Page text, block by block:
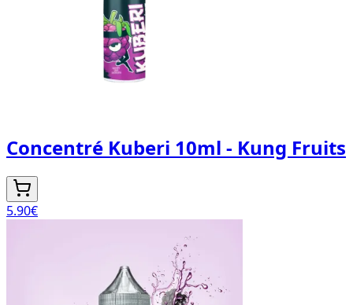
Concentré Kuberi 10ml - Kung Fruits
5.90€